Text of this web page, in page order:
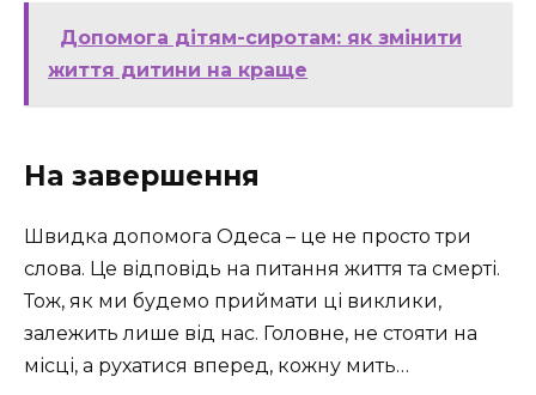
Допомога дітям-сиротам: як змінити
життя дитини на краще
На завершення
Швидка допомога Одеса – це не просто три
слова. Це відповідь на питання життя та смерті.
Тож, як ми будемо приймати ці виклики,
залежить лише від нас. Головне, не стояти на
місці, а рухатися вперед, кожну мить…